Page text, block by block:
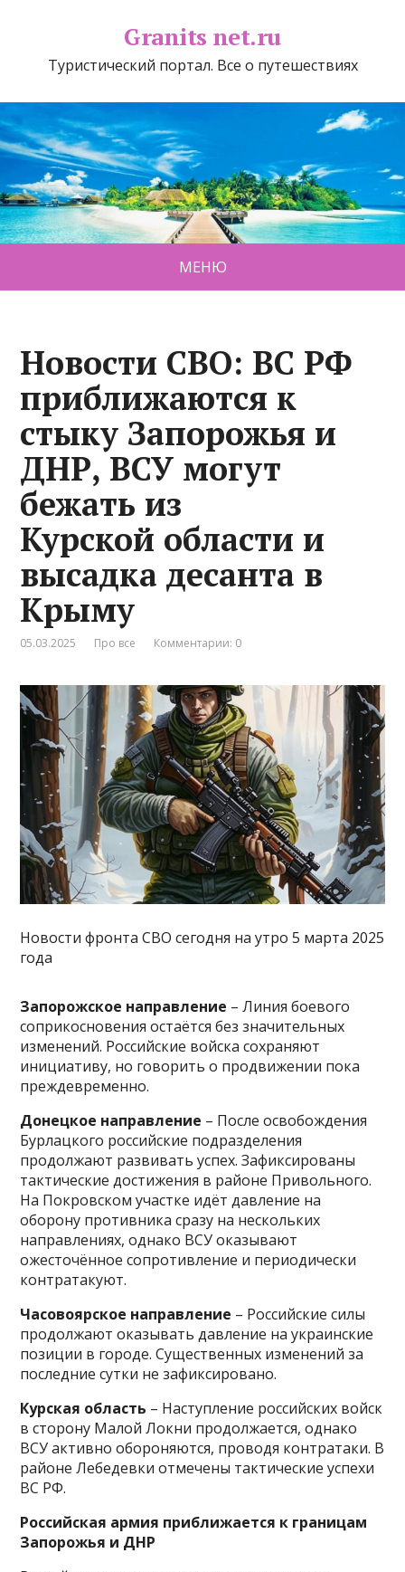
Granits net.ru
Туристический портал. Все о путешествиях
МЕНЮ
Новости СВО: ВС РФ
приближаются к
стыку Запорожья и
ДНР, ВСУ могут
бежать из
Курской области и
высадка десанта в
Крыму
05.03.2025 Про все Комментарии: 0
Новости фронта СВО сегодня на утро 5 марта 2025
года
Запорожское направление – Линия боевого
соприкосновения остаётся без значительных
изменений. Российские войска сохраняют
инициативу, но говорить о продвижении пока
преждевременно.
Донецкое направление – После освобождения
Бурлацкого российские подразделения
продолжают развивать успех. Зафиксированы
тактические достижения в районе Привольного.
На Покровском участке идёт давление на
оборону противника сразу на нескольких
направлениях, однако ВСУ оказывают
ожесточённое сопротивление и периодически
контратакуют.
Часовоярское направление – Российские силы
продолжают оказывать давление на украинские
позиции в городе. Существенных изменений за
последние сутки не зафиксировано.
Курская область – Наступление российских войск
в сторону Малой Локни продолжается, однако
ВСУ активно обороняются, проводя контратаки. В
районе Лебедевки отмечены тактические успехи
ВС РФ.
Российская армия приближается к границам
Запорожья и ДНР